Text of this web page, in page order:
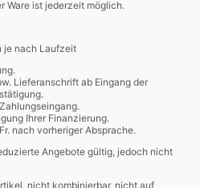
Ware ist jederzeit möglich.
je nach Laufzeit
Lieferanschrift ab Eingang der
Ihrer Finanzierung.
nach vorheriger Absprache.
Angebote gültig, jedoch nicht
nicht kombinierbar, nicht auf